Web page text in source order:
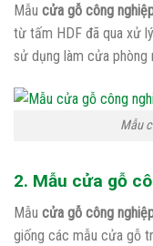
Mẫu cửa gỗ công
từ tấm HDF đã qua xử
sử dụng làm cửa phòng
Mẫu
2. Mẫu cửa gỗ
Mẫu cửa gỗ công
giống các mẫu cửa gỗ